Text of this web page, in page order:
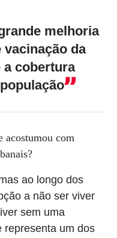
melhoria
da
a cobertura
acostumou com
ao longo dos
a não ser viver
sem uma
representa um dos